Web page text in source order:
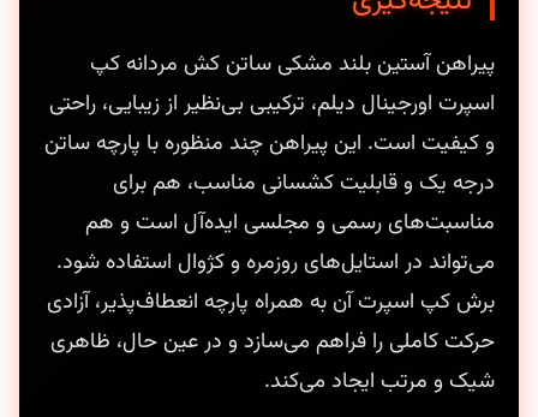
پیراهن آستین بلند مشکی ساتن کش مردانه کپ
اسپرت اورجینال دیلم، ترکیبی بی‌نظیر از زیبایی، راحتی
و کیفیت است. این پیراهن چند منظوره با پارچه ساتن
درجه یک و قابلیت کشسانی مناسب، هم برای
مناسبت‌های رسمی و مجلسی ایده‌آل است و هم
می‌تواند در استایل‌های روزمره و کژوال استفاده شود.
برش کپ اسپرت آن به همراه پارچه انعطاف‌پذیر، آزادی
حرکت کاملی را فراهم می‌سازد و در عین حال، ظاهری
شیک و مرتب ایجاد می‌کند.